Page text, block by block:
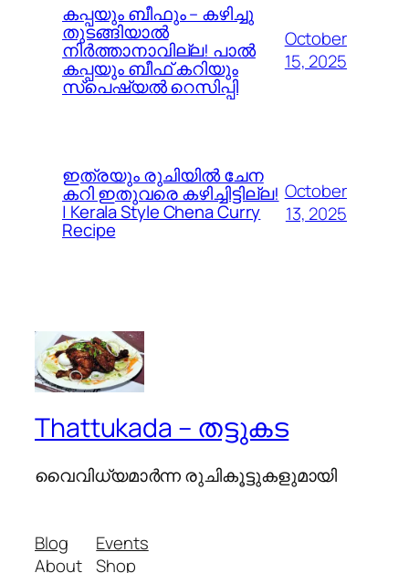
കപ്പയും ബീഫും – കഴിച്ചു
തുടങ്ങിയാൽ
നിർത്താനാവില്ല! പാൽ
കപ്പയും ബീഫ് കറിയും
സ്പെഷ്യൽ റെസിപ്പി
October
15, 2025
ഇത്രയും രുചിയിൽ ചേന
കറി ഇതുവരെ കഴിച്ചിട്ടില്ല!
| Kerala Style Chena Curry
Recipe
October
13, 2025
Thattukada – തട്ടുകട
വൈവിധ്യമാര്‍ന്ന രുചികൂട്ടുകളുമായി
Blog
About
Events
Shop